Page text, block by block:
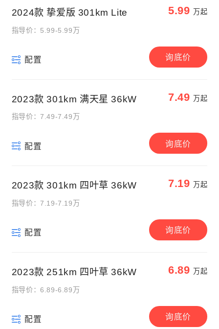
2024款 挚爱版 301km Lite 5.99 万起
指导价：5.99-5.99万
配置 询底价
2023款 301km 满天星 36kW 7.49 万起
指导价：7.49-7.49万
配置 询底价
2023款 301km 四叶草 36kW 7.19 万起
指导价：7.19-7.19万
配置 询底价
2023款 251km 四叶草 36kW 6.89 万起
指导价：6.89-6.89万
配置 询底价